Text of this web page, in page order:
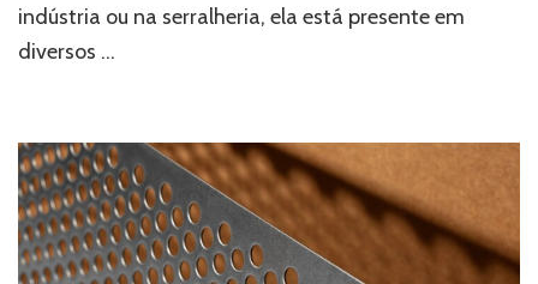
indústria ou na serralheria, ela está presente em
diversos …